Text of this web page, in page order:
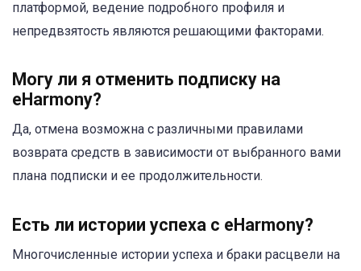
платформой, ведение подробного профиля и
непредвзятость являются решающими факторами.
Могу ли я отменить подписку на
eHarmony?
Да, отмена возможна с различными правилами
возврата средств в зависимости от выбранного вами
плана подписки и ее продолжительности.
Есть ли истории успеха с eHarmony?
Многочисленные истории успеха и браки расцвели на